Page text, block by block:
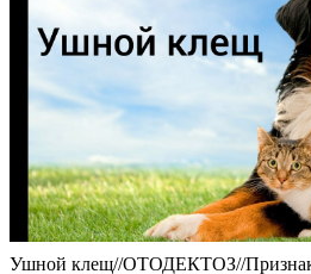
Ушной клещ//ОТОДЕКТОЗ//